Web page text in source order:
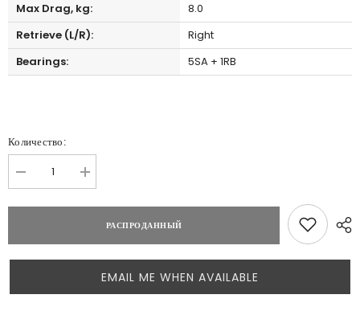
Max Drag, kg:
8.0
Retrieve (L/R):
Right
Bearings:
5SA + 1RB
Количество:
Уменьшить
количество
Left
Увеличить
количество
Left
Hand
РАСПРОДАННЫЙ
EMAIL ME WHEN AVAILABLE